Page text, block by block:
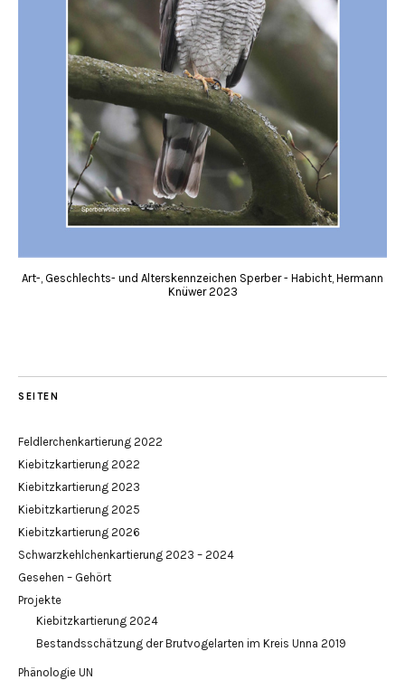
Art-, Geschlechts- und Alterskennzeichen Sperber - Habicht, Hermann
Knüwer 2023
SEITEN
Feldlerchenkartierung 2022
Kiebitzkartierung 2022
Kiebitzkartierung 2023
Kiebitzkartierung 2025
Kiebitzkartierung 2026
Schwarzkehlchenkartierung 2023 – 2024
Gesehen – Gehört
Projekte
Kiebitzkartierung 2024
Bestandsschätzung der Brutvogelarten im Kreis Unna 2019
Phänologie UN